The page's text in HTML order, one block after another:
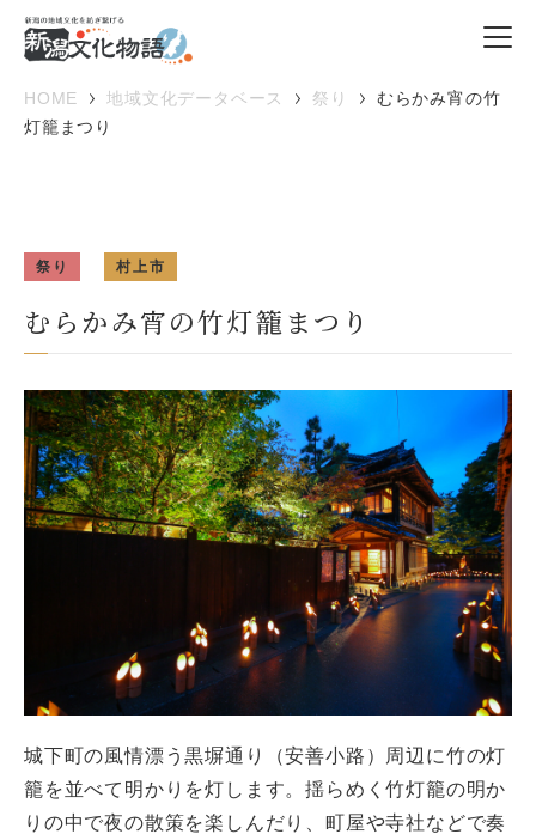
HOME 地域文化データベース 祭り
むらかみ宵の竹
灯籠まつり
祭り 村上市
むらかみ宵の竹灯籠まつり
城下町の風情漂う黒塀通り（安善小路）周辺に竹の灯
籠を並べて明かりを灯します。揺らめく竹灯籠の明か
りの中で夜の散策を楽しんだり、町屋や寺社などで奏